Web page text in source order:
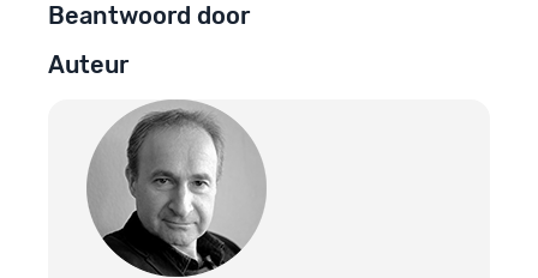
Beantwoord door
Auteur